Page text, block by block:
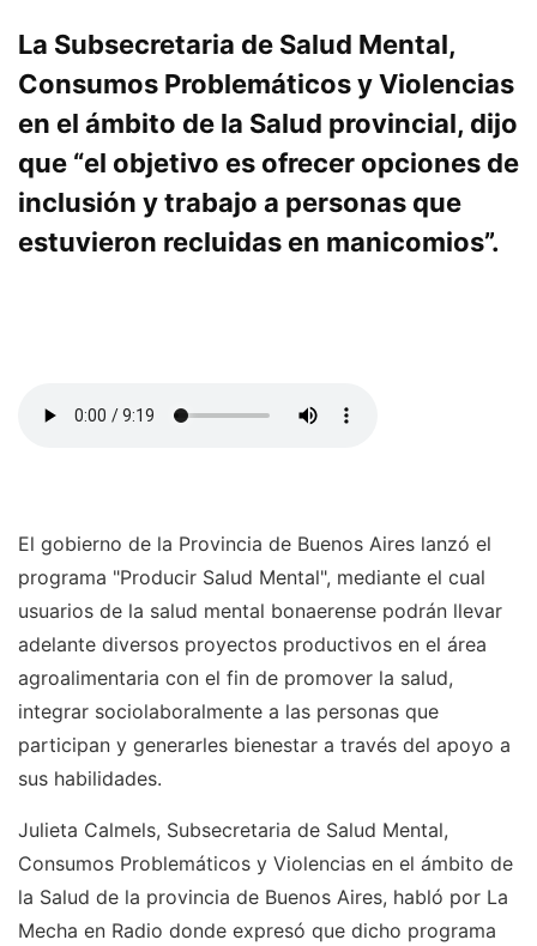
La Subsecretaria de Salud Mental,
Consumos Problemáticos y Violencias
en el ámbito de la Salud provincial, dijo
que “el objetivo es ofrecer opciones de
inclusión y trabajo a personas que
estuvieron recluidas en manicomios”.
El gobierno de la Provincia de Buenos Aires lanzó el
programa "Producir Salud Mental", mediante el cual
usuarios de la salud mental bonaerense podrán llevar
adelante diversos proyectos productivos en el área
agroalimentaria con el fin de promover la salud,
integrar sociolaboralmente a las personas que
participan y generarles bienestar a través del apoyo a
sus habilidades.
Julieta Calmels, Subsecretaria de Salud Mental,
Consumos Problemáticos y Violencias en el ámbito de
la Salud de la provincia de Buenos Aires, habló por La
Mecha en Radio donde expresó que dicho programa